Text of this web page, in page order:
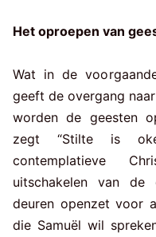
Het oproepen van
Wat in de
geeft de overgang
worden de geesten
zegt “Stilte is
contemplatieve
uitschakelen van
deuren openzet voor
die Samuël wil